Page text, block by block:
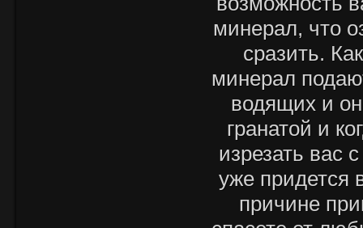
минерал, что
сразить.
минерал
водящих и
гранатой и
изрезать вас
уже придется
причине